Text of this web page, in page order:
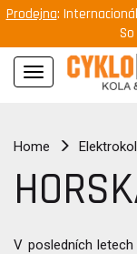
Prodejna:
Navigace
Home
V posledních